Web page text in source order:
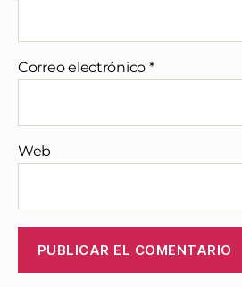
Correo electrónico *
Web